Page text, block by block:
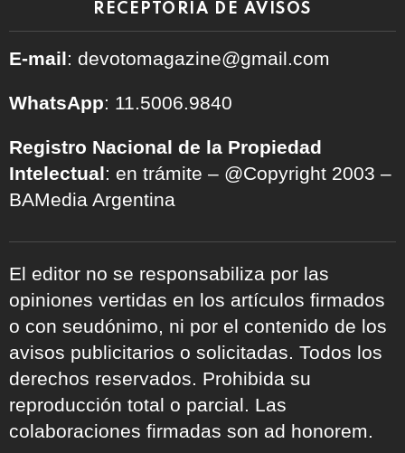
RECEPTORÍA DE AVISOS
E-mail: devotomagazine@gmail.com
WhatsApp: 11.5006.9840
Registro Nacional de la Propiedad
Intelectual: en trámite – @Copyright 2003 –
BAMedia Argentina
El editor no se responsabiliza por las
opiniones vertidas en los artículos firmados
o con seudónimo, ni por el contenido de los
avisos publicitarios o solicitadas. Todos los
derechos reservados. Prohibida su
reproducción total o parcial. Las
colaboraciones firmadas son ad honorem.